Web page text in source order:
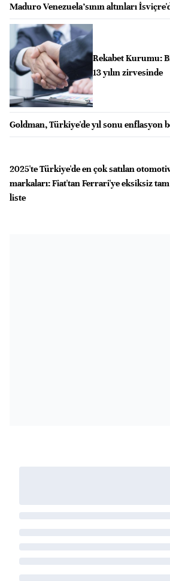
Maduro Venezuela'sının altınları
Rekabet Kurumu:
13 yılın zirvesinde
Goldman, Türkiye'de yıl sonu enflasyon
2025'te Türkiye'de en çok satılan
markaları: Fiat'tan Ferrari'ye eksiksiz tam
liste